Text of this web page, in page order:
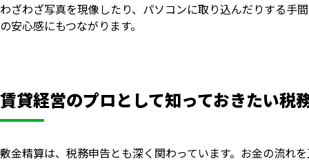
わざわざ写真を現像したり、パソコンに取り込んだりする手
の安心感にもつながります。
賃貸経営のプロとして知っておきたい税
敷金精算は、税務申告とも深く関わっています。お金の流れ